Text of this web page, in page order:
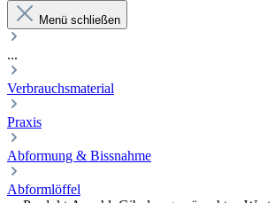
Menü schließen
...
Verbrauchsmaterial
Praxis
Abformung & Bissnahme
Abformlöffel